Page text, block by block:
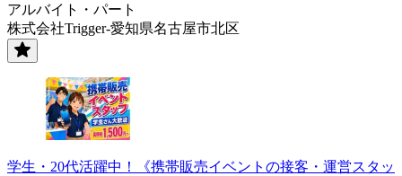
アルバイト・パート
株式会社Trigger-愛知県名古屋市北区
学生・20代活躍中！《携帯販売イベントの接客・運営スタッ